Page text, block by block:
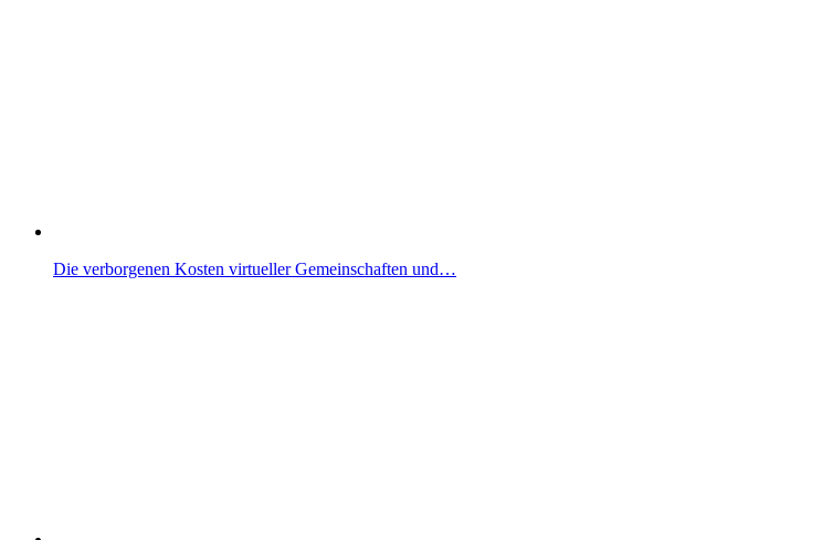
Die verborgenen Kosten virtueller Gemeinschaften und…